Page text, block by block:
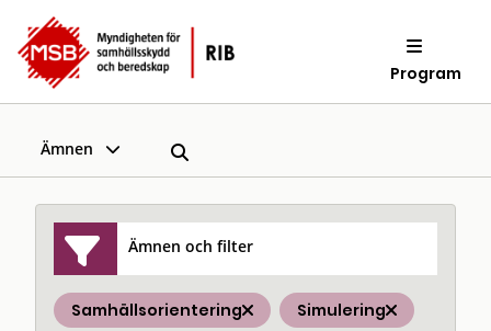
Program
Ämnen
Ämnen och filter
Samhällsorientering Simulering